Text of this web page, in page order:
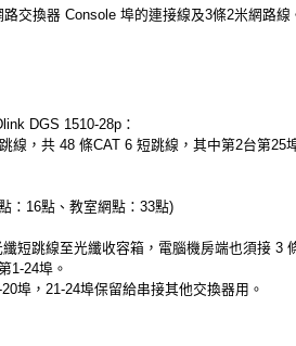
交換器 Console 埠的連接線及3條2米網路線
DGS 1510-28p：
線，共 48 條CAT 6 短跳線，其中第2台第25
：16點、教室網點：33點)
短跳線至光纖收容箱，電腦機房端也須接 3
1-24埠。
埠，21-24埠保留給串接其他交換器用。